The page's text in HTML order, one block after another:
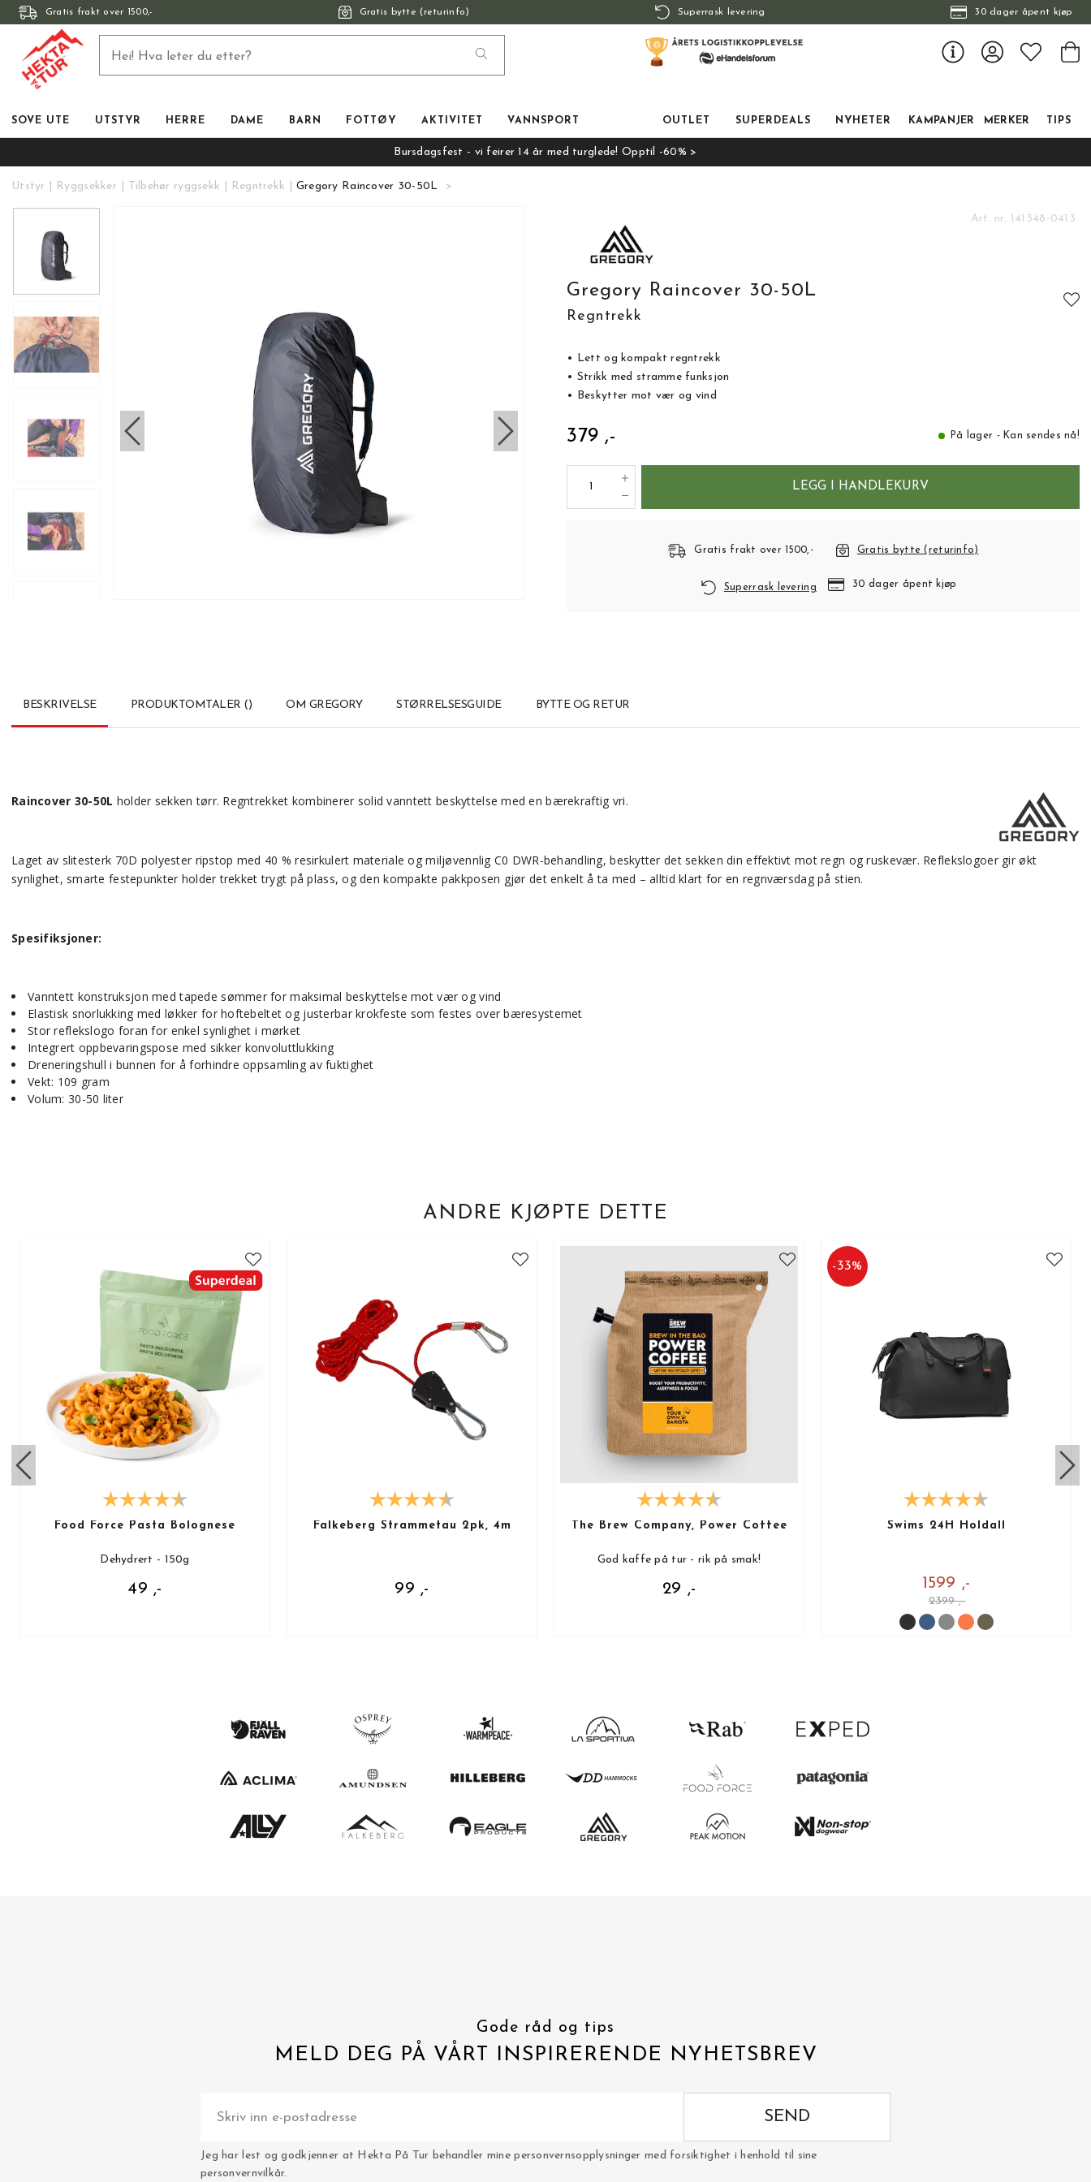
Gratis frakt over 1500,- Gratis bytte (returinfo) Superrask levering 30 dager åpent kjøp
SOVE UTE UTSTYR HERRE DAME BARN FOTTØY AKTIVITET VANNSPORT OUTLET SUPERDEALS NYHETER KAMPANJER MERKER TIPS
Bursdagsfest - vi feirer 14 år med turglede! Opptil -60% >
Utstyr Ryggsekker Tilbehør ryggsekk Regntrekk Gregory Raincover 30-50L
Art. nr. 141348-0413
Gregory Raincover 30-50L
Regntrekk
• Lett og kompakt regntrekk
• Strikk med stramme funksjon
• Beskytter mot vær og vind
379 ,- På lager - Kan sendes nå!
LEGG I HANDLEKURV
Gratis frakt over 1500,- Gratis bytte (returinfo)
Superrask levering 30 dager åpent kjøp
BESKRIVELSE PRODUKTOMTALER () OM GREGORY STØRRELSESGUIDE BYTTE OG RETUR
Raincover 30-50L holder sekken tørr. Regntrekket kombinerer solid vanntett beskyttelse med en bærekraftig vri.
Laget av slitesterk 70D polyester ripstop med 40 % resirkulert materiale og miljøvennlig C0 DWR-behandling, beskytter det sekken din effektivt mot regn og ruskevær. Reflekslogoer gir økt
synlighet, smarte festepunkter holder trekket trygt på plass, og den kompakte pakkposen gjør det enkelt å ta med – alltid klart for en regnværsdag på stien.
Spesifiksjoner:
Vanntett konstruksjon med tapede sømmer for maksimal beskyttelse mot vær og vind
Elastisk snorlukking med løkker for hoftebeltet og justerbar krokfeste som festes over bæresystemet
Stor reflekslogo foran for enkel synlighet i mørket
Integrert oppbevaringspose med sikker konvoluttlukking
Dreneringshull i bunnen for å forhindre oppsamling av fuktighet
Vekt: 109 gram
Volum: 30-50 liter
ANDRE KJØPTE DETTE
Food Force Pasta Bolognese
Dehydrert - 150g
49 ,-
Falkeberg Strammetau 2pk, 4m
99 ,-
The Brew Company, Power Coffee
God kaffe på tur - rik på smak!
29 ,-
-33%
Swims 24H Holdall
1599 ,-
2399 ,-
Gode råd og tips
MELD DEG PÅ VÅRT INSPIRERENDE NYHETSBREV
SEND
Jeg har lest og godkjenner at Hekta På Tur behandler mine personvernsopplysninger med forsiktighet i henhold til sine
personvernvilkår.